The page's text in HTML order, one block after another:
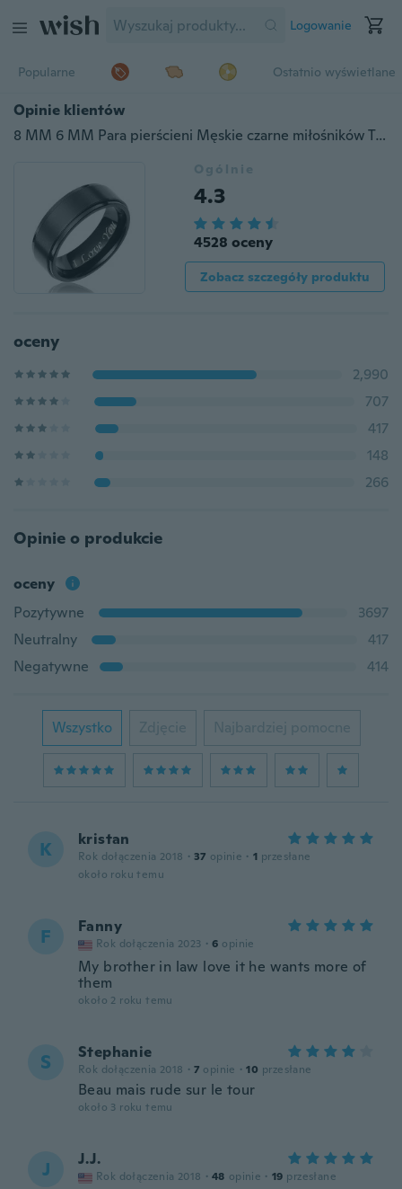
Logowanie
Popularne Ostatnio wyświetlane
Opinie klientów
8 MM 6 MM Para pierścieni Męskie czarne miłośników Tytanowy pierścionek Obrączka z wygrawerowanym „I Love You”
Ogólnie
4.3
4528 oceny
Zobacz szczegóły produktu
oceny
2,990
707
417
148
266
Opinie o produkcie
oceny
Pozytywne
3697
Neutralny
417
Negatywne
414
Wszystko Zdjęcie Najbardziej pomocne
K kristan
Rok dołączenia 2018 · 37 opinie · 1 przesłane
około roku temu
F Fanny
Rok dołączenia 2023 · 6 opinie
My brother in law love it he wants more of
them
około 2 roku temu
S Stephanie
Rok dołączenia 2018 · 7 opinie · 10 przesłane
Beau mais rude sur le tour
około 3 roku temu
J J.J.
Rok dołączenia 2018 · 48 opinie · 19 przesłane